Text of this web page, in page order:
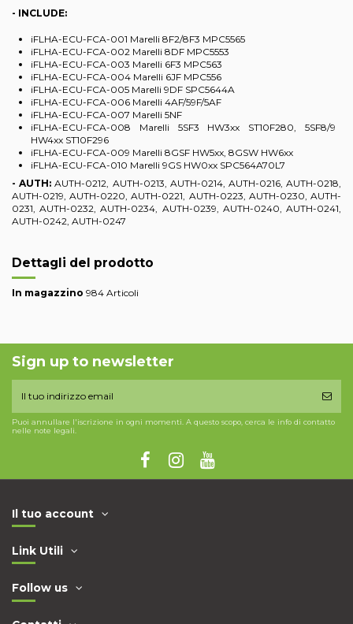
- INCLUDE:
iFLHA-ECU-FCA-001 Marelli 8F2/8F3 MPC5565
iFLHA-ECU-FCA-002 Marelli 8DF MPC5553
iFLHA-ECU-FCA-003 Marelli 6F3 MPC563
iFLHA-ECU-FCA-004 Marelli 6JF MPC556
iFLHA-ECU-FCA-005 Marelli 9DF SPC5644A
iFLHA-ECU-FCA-006 Marelli 4AF/59F/5AF
iFLHA-ECU-FCA-007 Marelli 5NF
iFLHA-ECU-FCA-008 Marelli 5SF3 HW3xx ST10F280, 5SF8/9
HW4xx ST10F296
iFLHA-ECU-FCA-009 Marelli 8GSF HW5xx, 8GSW HW6xx
iFLHA-ECU-FCA-010 Marelli 9GS HW0xx SPC564A70L7
- AUTH: AUTH-0212, AUTH-0213, AUTH-0214, AUTH-0216, AUTH-0218,
AUTH-0219, AUTH-0220, AUTH-0221, AUTH-0223, AUTH-0230, AUTH-
0231, AUTH-0232, AUTH-0234, AUTH-0239, AUTH-0240, AUTH-0241,
AUTH-0242, AUTH-0247
Dettagli del prodotto
In magazzino 984 Articoli
Sign up to newsletter
Puoi annullare l'iscrizione in ogni momenti. A questo scopo, cerca le info di contatto
nelle note legali.
Il tuo account
Link Utili
Follow us